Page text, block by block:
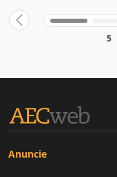
5
Anuncie